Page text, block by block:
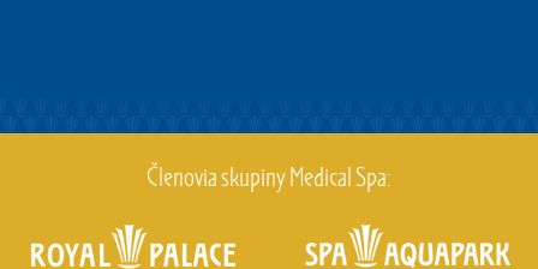
Členovia skupiny Medical Spa: